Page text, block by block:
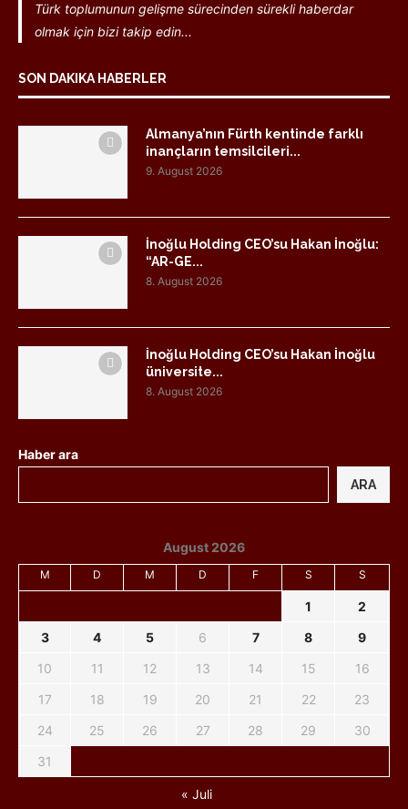
Türk toplumunun gelişme sürecinden sürekli haberdar
olmak için bizi takip edin...
SON DAKIKA HABERLER
Almanya’nın Fürth kentinde farklı
inançların temsilcileri...
9. August 2026
İnoğlu Holding CEO’su Hakan İnoğlu:
“AR-GE...
8. August 2026
İnoğlu Holding CEO’su Hakan İnoğlu
üniversite...
8. August 2026
Haber ara
ARA
August 2026
M D M D F S S
1
2
3
4 5 6 7 8
9
10
11 12 13 14 15
16
17
18 19 20 21 22
23
24
25 26 27 28 29
30
31
« Juli